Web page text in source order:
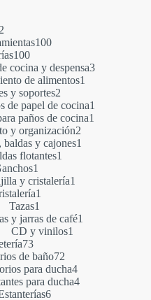
2
productos
100100
100100
productos
cocina y despensa33
de alimentos1
y soportes22
productos
de papel de cocina1
paños de cocina1
y organización2
baldas y cajones1
flotantes1
1
producto
y cristalería1
1
Tazas1
producto
y jarras de café1
CD y vinilos1
7373
productos
de baño7272
productos
para ducha44
productos
para ducha44
66